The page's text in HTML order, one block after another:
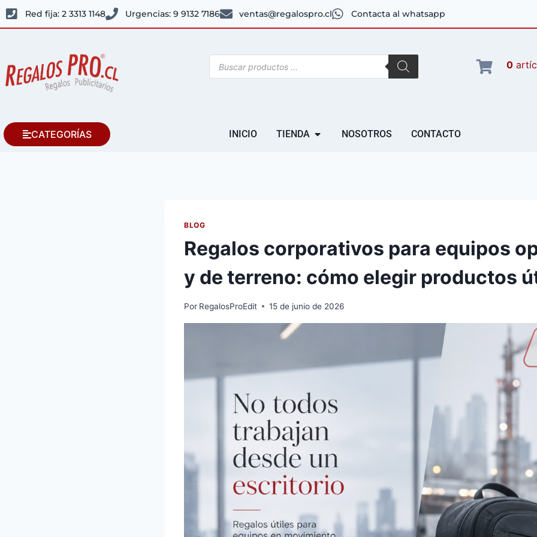
Red fija: 2 3313 1148 Urgencias: 9 9132 7186 ventas@regalospro.cl Contacta al whatsapp
0
CATEGORÍAS INICIO TIENDA NOSOTROS CONTACTO
BLOG
Regalos corporativos para equipos
y de terreno: cómo elegir productos
Por RegalosProEdit 15 de junio de 2026